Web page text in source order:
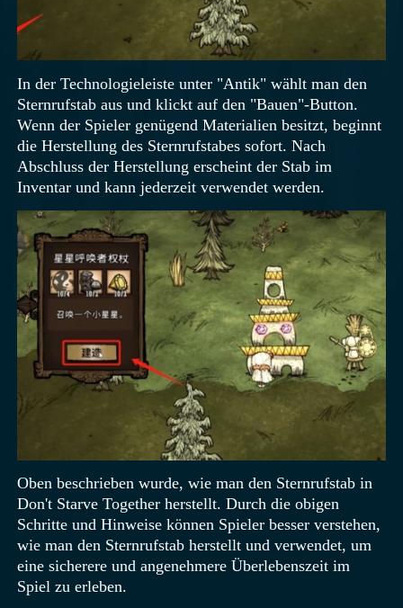
In der Technologieleiste unter "Antik" wählt man den
Sternrufstab aus und klickt auf den "Bauen"-Button.
Wenn der Spieler genügend Materialien besitzt, beginnt
die Herstellung des Sternrufstabes sofort. Nach
Abschluss der Herstellung erscheint der Stab im
Inventar und kann jederzeit verwendet werden.
Oben beschrieben wurde, wie man den Sternrufstab in
Don't Starve Together herstellt. Durch die obigen
Schritte und Hinweise können Spieler besser verstehen,
wie man den Sternrufstab herstellt und verwendet, um
eine sicherere und angenehmere Überlebenszeit im
Spiel zu erleben.